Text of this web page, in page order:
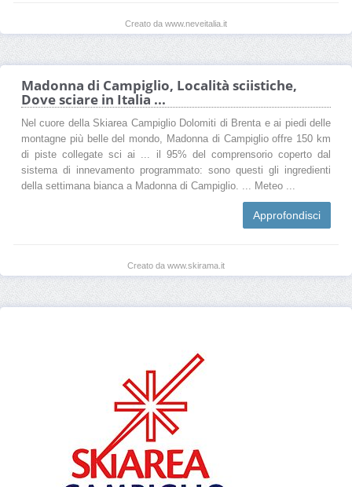
Creato da www.neveitalia.it
Madonna di Campiglio, Località sciistiche,
Dove sciare in Italia ...
Nel cuore della Skiarea Campiglio Dolomiti di Brenta e ai piedi delle
montagne più belle del mondo, Madonna di Campiglio offre 150 km
di piste collegate sci ai ... il 95% del comprensorio coperto dal
sistema di innevamento programmato: sono questi gli ingredienti
della settimana bianca a Madonna di Campiglio. ... Meteo ...
Approfondisci
Creato da www.skirama.it